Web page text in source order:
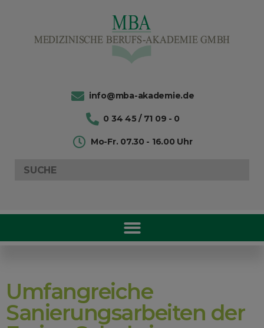
info@mba-akademie.de
0 34 45 / 71 09 - 0
Mo-Fr. 07.30 - 16.00 Uhr
Search
for:
Umfangreiche
Sanierungsarbeiten der